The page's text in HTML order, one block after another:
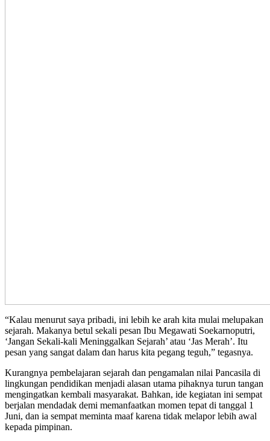
​“Kalau menurut saya pribadi, ini lebih ke arah kita mulai melupakan
sejarah. Makanya betul sekali pesan Ibu Megawati Soekarnoputri,
‘Jangan Sekali-kali Meninggalkan Sejarah’ atau ‘Jas Merah’. Itu
pesan yang sangat dalam dan harus kita pegang teguh,” tegasnya.
​Kurangnya pembelajaran sejarah dan pengamalan nilai Pancasila di
lingkungan pendidikan menjadi alasan utama pihaknya turun tangan
mengingatkan kembali masyarakat. Bahkan, ide kegiatan ini sempat
berjalan mendadak demi memanfaatkan momen tepat di tanggal 1
Juni, dan ia sempat meminta maaf karena tidak melapor lebih awal
kepada pimpinan.